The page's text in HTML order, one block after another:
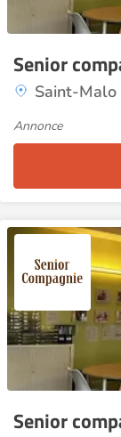
Senior
Saint-
Annonce
Senior